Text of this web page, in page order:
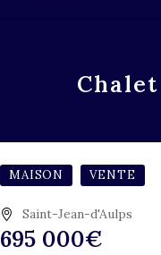
MAISON VENTE
Saint-Jean-d'Aulps
695 000€